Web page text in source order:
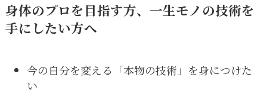
身体のプロを目指す方、一生モノの技術を
手にしたい方へ
今の自分を変える「本物の技術」を身につけた
い